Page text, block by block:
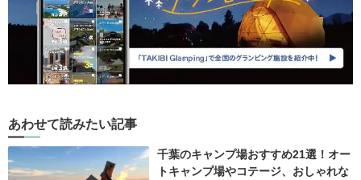
あわせて読みたい記事
千葉のキャンプ場おすすめ21選！オー
トキャンプ場やコテージ、おしゃれな